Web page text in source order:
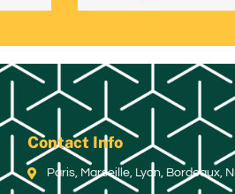
Contact Info
Paris, Marseille, Lyon, Bordeaux,